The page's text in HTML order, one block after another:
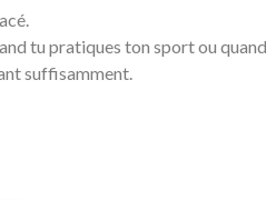
tu pratiques ton sport ou quand
suffisamment.